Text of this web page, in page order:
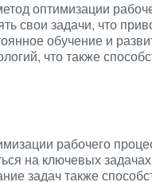
оптимизации
свои задачи, что
обучение и
что также
рабочего
на ключевых
задач также